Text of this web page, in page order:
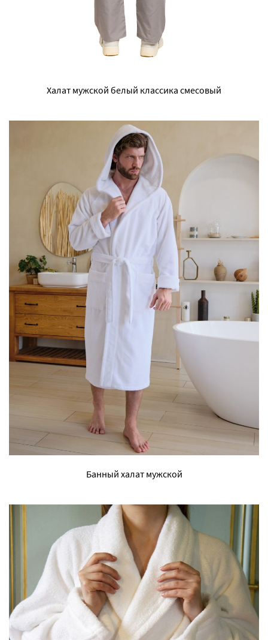
Халат мужской белый классика смесовый
Банный халат мужской